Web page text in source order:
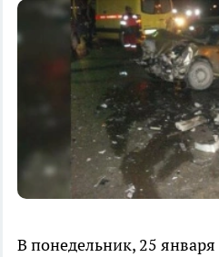
В понедельник, 25 января